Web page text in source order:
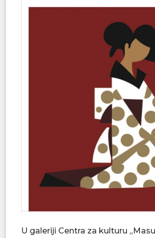
U galeriji Centra za kulturu